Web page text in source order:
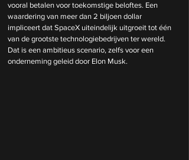
vooral betalen voor toekomstige beloftes. Een
waardering van meer dan 2 biljoen dollar
impliceert dat SpaceX uiteindelijk uitgroeit tot één
van de grootste technologiebedrijven ter wereld.
Dat is een ambitieus scenario, zelfs voor een
onderneming geleid door Elon Musk.